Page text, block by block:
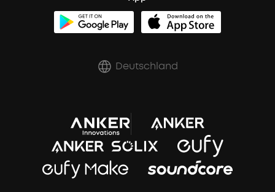
Zertifizierte Refurbished-Produkte
Deutschland